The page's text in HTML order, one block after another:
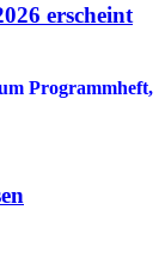
erscheint
Programmheft,